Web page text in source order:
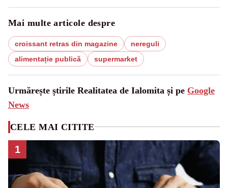
Mai multe articole despre
croissant retras din magazine
nereguli
alimentație publică
supermarket
Urmărește știrile Realitatea de Ialomita și pe Google
News
CELE MAI CITITE
1